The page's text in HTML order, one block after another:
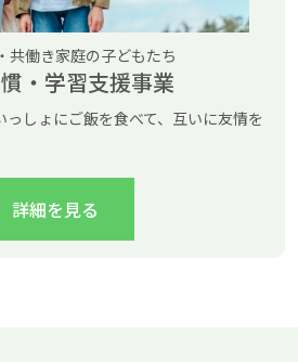
共働き家庭の子どもたち
・学習支援事業
っしょにご飯を食べて、互いに友情を
詳細を見る